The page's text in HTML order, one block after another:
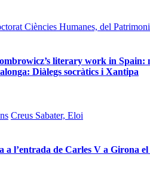
Ciències Humanes, del
literary work in
Diàlegs socràtics i Xantipa
Creus Sabater, Eloi
a l’entrada de Carles V a Girona